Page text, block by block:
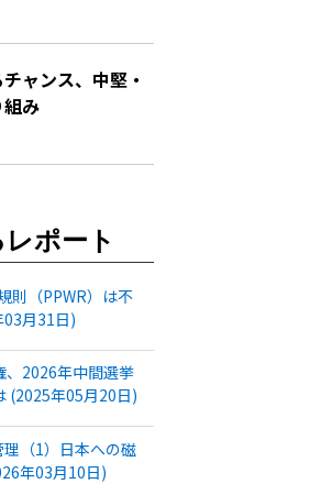
ャンス、中堅・
み
ポート
則（PPWR）は不
月31日)
、2026年中間選挙
(2025年05月20日)
（1）日本への磁
年03月10日)